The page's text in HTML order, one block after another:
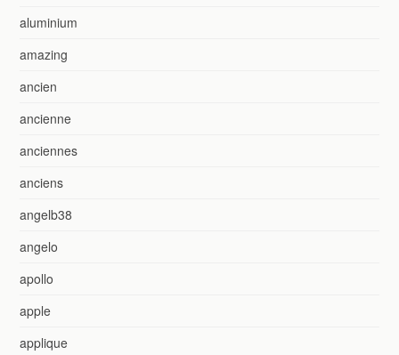
aluminium
amazing
ancien
ancienne
anciennes
anciens
angelb38
angelo
apollo
apple
applique